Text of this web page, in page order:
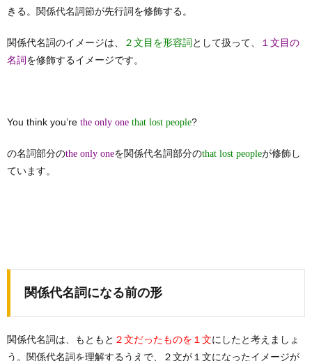
きる。関係代名詞節が先行詞を修飾する。
関係代名詞のイメージは、 ２文目を形容詞 として扱って、
１文目の
名詞を修飾するイメージです。
You think you’re the only one that lost people?
の名詞部分のthe only oneを関係代名詞部分のthat lost peopleが修飾し
ています。
関係代名詞になる前の形
関係代名詞は、もともと ２文だったものを１文にしたと考えましょ
う。関係代名詞を理解するうえで、２文が１文になったイメージが